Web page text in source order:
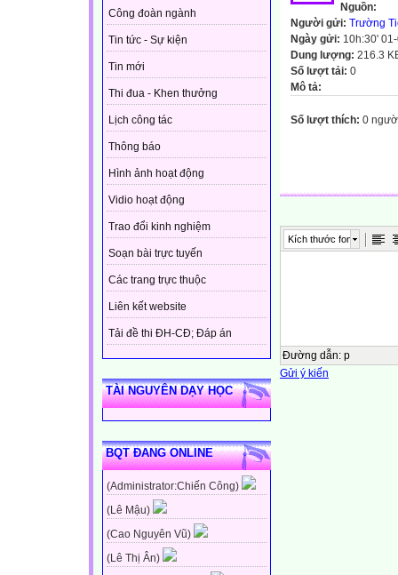
Công đoàn ngành
Tin tức - Sự kiện
Tin mới
Thi đua - Khen thưởng
Lịch công tác
Thông báo
Hình ảnh hoạt động
Vidio hoạt động
Trao đổi kinh nghiệm
Soạn bài trực tuyến
Các trang trực thuộc
Liên kết website
Tải đề thi ĐH-CĐ; Đáp án
TÀI NGUYÊN DẠY HỌC
BQT ĐANG ONLINE
(Administrator:Chiến Công)
(Lê Mậu)
(Cao Nguyên Vũ)
(Lê Thị Ân)
Nguồn:
Người gửi: Trường
Ngày gửi: 10h:30'
Dung lượng: 216.3
Số lượt tải: 0
Mô tả:
Số lượt thích: 0
Kích thước font
Đường dẫn: p
Gửi ý kiến